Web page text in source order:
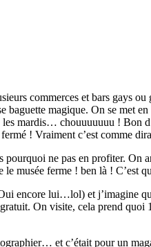
commerces et bars gays
baguette magique. On se met
mardis… chouuuuuuu ! Bon
! Vraiment c’est comme
ne pas en profiter. On
musée ferme ! ben là !
encore lui…lol) et j’imagine
On visite, cela prend
et c’était pour un